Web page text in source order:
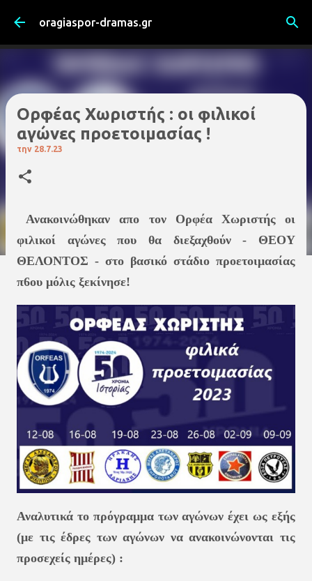
Μετάβαση στο κύριο περιεχόμενο
oragiaspor-dramas.gr
Ορφέας Χωριστής : οι φιλικοί
αγώνες προετοιμασίας !
την 28.7.23
Ανακοινώθηκαν απο τον Ορφέα Χωριστής οι
φιλικοί αγώνες που θα διεξαχθούν - ΘΕΟΥ
ΘΕΛΟΝΤΟΣ - στο βασικό στάδιο προετοιμασίας
π6ου μόλις ξεκίνησε!
Αναλυτικά το πρόγραμμα των αγώνων έχει ως εξής
(με τις έδρες των αγώνων να ανακοινώνονται τις
προσεχείς ημέρες) :